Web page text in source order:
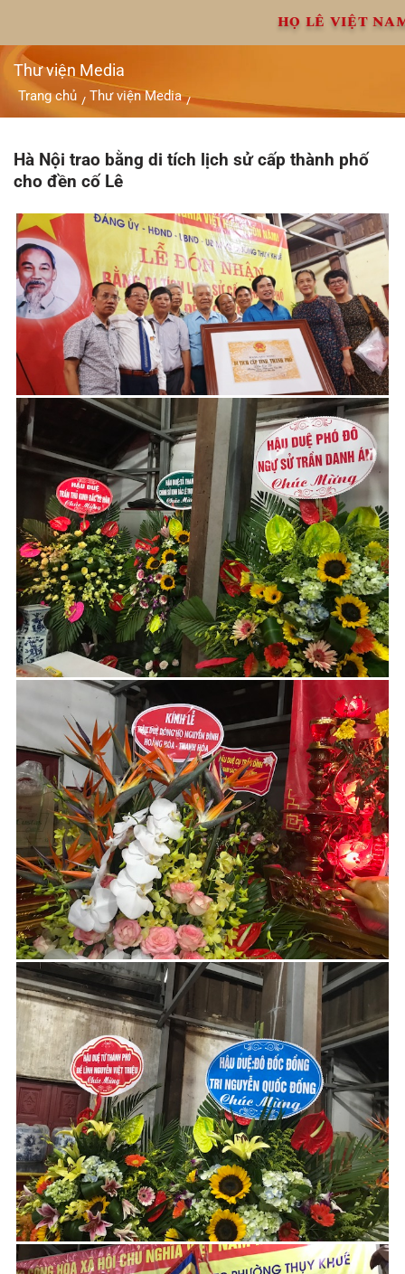
nội
dung
HỌ LÊ VIỆT
Thư viện Media
Trang chủ/ Thư viện Media/
Hà Nội trao bằng di tích lịch sử cấp thành phố cho đền cố Lê
Hà Nội trao bằng di tích lịch sử cấp thành phố
cho đền cố Lê